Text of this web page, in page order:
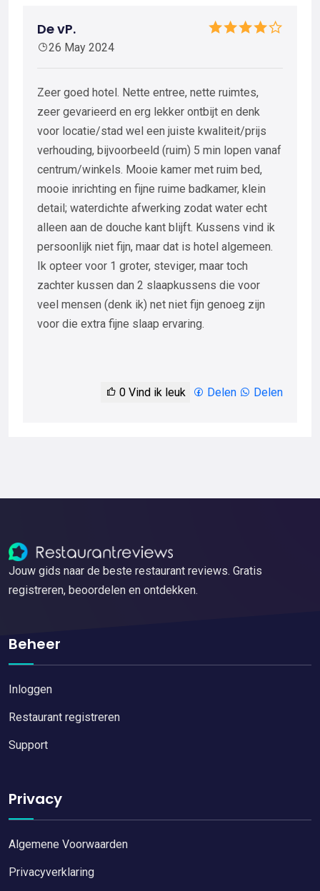
De vP.
26 May 2024
Zeer goed hotel. Nette entree, nette ruimtes,
zeer gevarieerd en erg lekker ontbijt en denk
voor locatie/stad wel een juiste kwaliteit/prijs
verhouding, bijvoorbeeld (ruim) 5 min lopen vanaf
centrum/winkels. Mooie kamer met ruim bed,
mooie inrichting en fijne ruime badkamer, klein
detail; waterdichte afwerking zodat water echt
alleen aan de douche kant blijft. Kussens vind ik
persoonlijk niet fijn, maar dat is hotel algemeen.
Ik opteer voor 1 groter, steviger, maar toch
zachter kussen dan 2 slaapkussens die voor
veel mensen (denk ik) net niet fijn genoeg zijn
voor die extra fijne slaap ervaring.
0 Vind ik leuk Delen Delen
Jouw gids naar de beste restaurant reviews. Gratis
registreren, beoordelen en ontdekken.
Beheer
Inloggen
Restaurant registreren
Support
Privacy
Algemene Voorwaarden
Privacyverklaring